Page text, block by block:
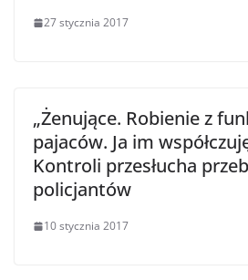
27 stycznia 2017
„Żenujące. Robienie z
pajaców. Ja im
Kontroli przesłucha
policjantów
10 stycznia 2017